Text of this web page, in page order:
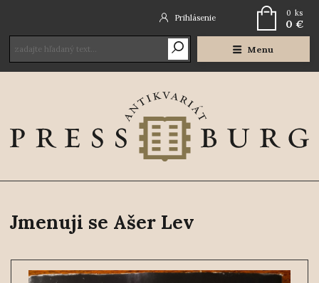
Menu
Prihlásenie 0 ks
0 €
Jmenuji se Ašer Lev